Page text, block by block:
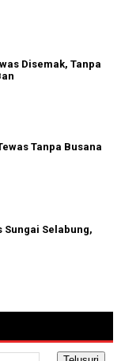
Disemak, Tanpa
Tanpa Busana
Sungai Selabung,